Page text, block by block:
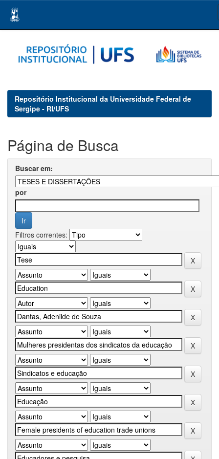
navigation
Repositório Institucional da Universidade Federal de
Sergipe - RI/UFS
Página de Busca
Buscar em:
por
Filtros correntes: